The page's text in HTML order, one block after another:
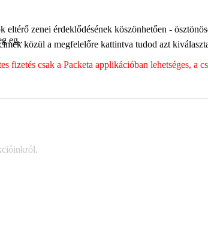
zenei érdeklődésének köszönhetően -
eg..közül a megfelelőre kattintva tudod azt
csak a Packeta applikációban lehetséges, a